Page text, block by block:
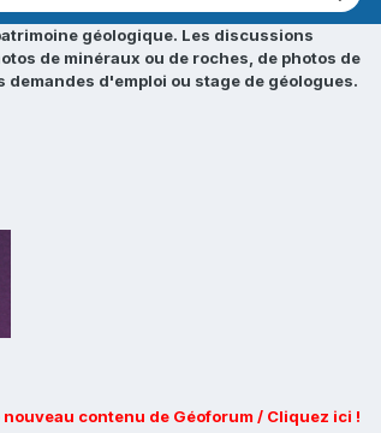
géologique. Les discussions
de minéraux ou de roches, de photos de
d'emploi ou stage de géologues.
nouveau contenu de Géoforum / Cliquez ici !